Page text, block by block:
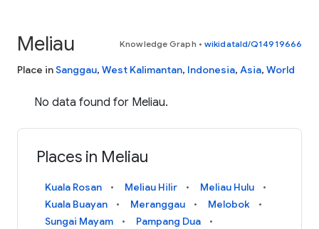
Meliau Knowledge Graph • wikidataId/Q14919666
Place inSanggau, West Kalimantan, Indonesia, Asia, World
No data found for Meliau.
Places in Meliau
Kuala Rosan Meliau Hilir
Meliau Hulu
Kuala Buayan
Meranggau
Melobok
Sungai Mayam
Pampang Dua